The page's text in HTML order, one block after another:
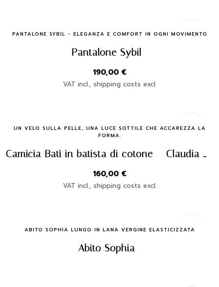
Quick Buy
PANTALONE SYBIL - ELEGANZA E COMFORT IN OGNI MOVIMENTO
Pantalone Sybil
190,00 €
VAT incl., shipping costs excl.
Quick Buy
UN VELO SULLA PELLE, UNA LUCE SOTTILE CHE ACCAREZZA LA
FORMA.
Camicia Batì in batista di cotone – Claudia Fasciana | Made in Italy
160,00 €
VAT incl., shipping costs excl.
Quick Buy
ABITO SOPHIA LUNGO IN LANA VERGINE ELASTICIZZATA
Abito Sophia